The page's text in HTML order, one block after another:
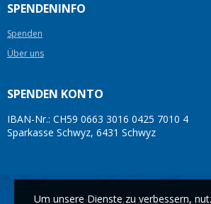
SPENDENINFO
Spenden
Über uns
SPENDEN KONTO
IBAN-Nr.: CH59 0663 3016 0425 7010 4
Sparkasse Schwyz, 6431 Schwyz
Um unsere Dienste zu verbessern,